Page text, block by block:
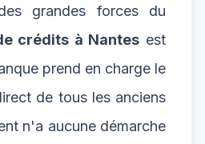
grandes forces du
crédits à Nantes est
prend en charge le
de tous les anciens
n'a aucune démarche